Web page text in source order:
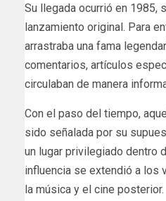
Su llegada ocurrió en 1985,
lanzamiento original. Para
arrastraba una fama
comentarios, artículos
circulaban de manera
Con el paso del tiempo,
sido señalada por su
un lugar privilegiado dentro
influencia se extendió a los
la música y el cine posterior.